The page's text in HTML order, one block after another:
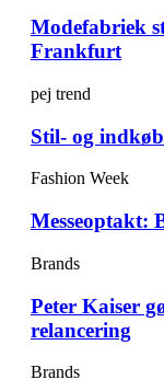
Modefabriek
Frankfurt
pej trend
Stil- og
Fashion Week
Messeoptakt:
Brands
Peter Kaiser
relancering
Brands